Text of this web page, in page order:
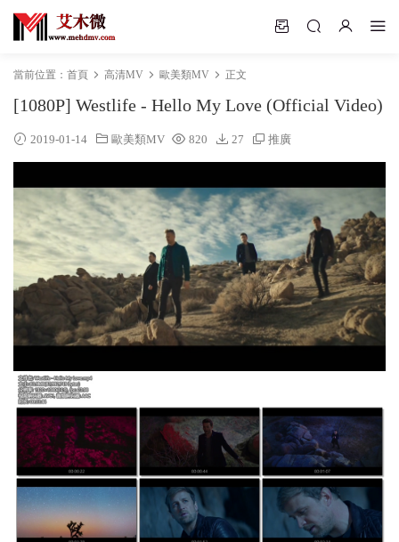
當前位置： 首頁 高清MV 歐美類MV 正文
[1080P] Westlife - Hello My Love (Official Video)
2019-01-14 歐美類MV 820 27 推廣